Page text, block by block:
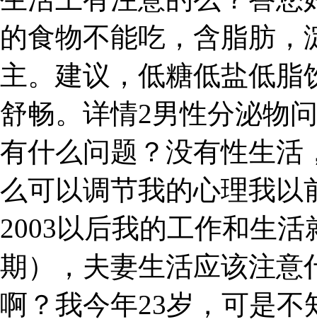
的食物不能吃，含脂肪
主。建议，低糖低盐低
舒畅。详情2男性分泌物
有什么问题？没有性生活
么可以调节我的心理我以
2003以后我的工作和生
期），夫妻生活应该注意
啊？我今年23岁，可是